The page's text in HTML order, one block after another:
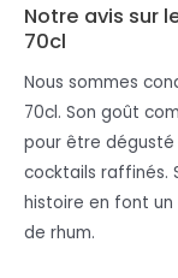
Notre avis sur
70cl
Nous sommes
70cl. Son goût
pour être dégusté
cocktails raffinés.
histoire en font
de rhum.